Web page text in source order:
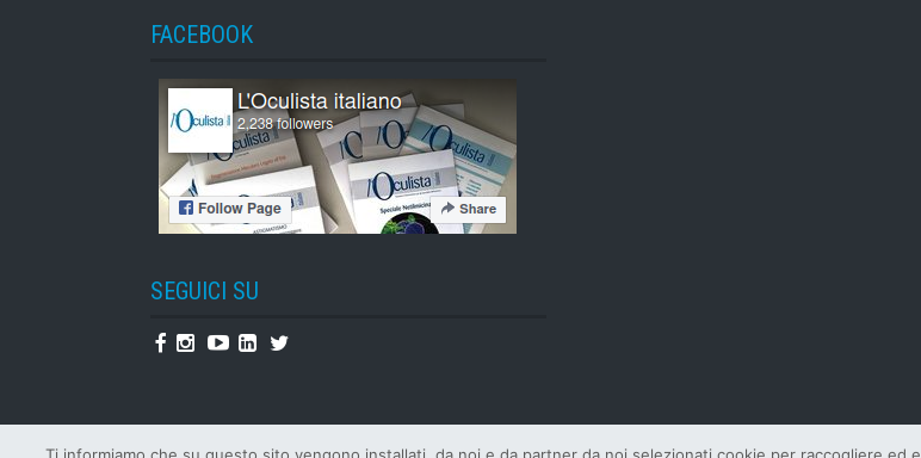
FACEBOOK
SEGUICI SU
Facebook
Instagram
YoutubeLinkedin
Twitter